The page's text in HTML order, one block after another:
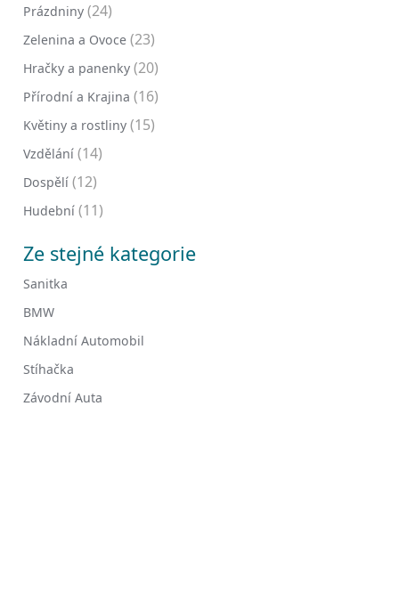
Prázdniny (24)
Zelenina a Ovoce (23)
Hračky a panenky (20)
Přírodní a Krajina (16)
Květiny a rostliny (15)
Vzdělání (14)
Dospělí (12)
Hudební (11)
Ze stejné kategorie
Sanitka
BMW
Nákladní Automobil
Stíhačka
Závodní Auta